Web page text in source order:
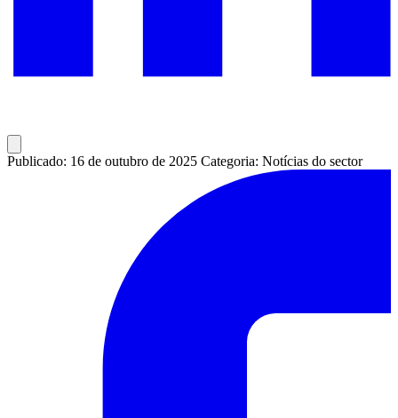
Publicado: 16 de outubro de 2025 Categoria: Notícias do sector